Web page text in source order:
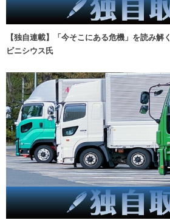
【独自連載】「今そこにある危機」を読み
ビニシウス氏